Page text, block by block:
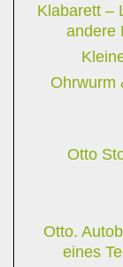
Klabarett –
andere
Ohrwurm
Otto
Otto.
eines